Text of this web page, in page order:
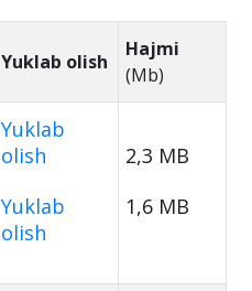
Yuklab olish
Hajmi
(Mb)
Yuklab
olish
Yuklab
olish
2,3 MB
1,6 MB